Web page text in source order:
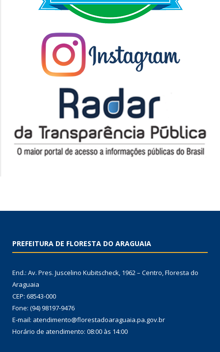
PREFEITURA DE FLORESTA DO ARAGUAIA
End.: Av. Pres. Juscelino Kubitscheck, 1962 – Centro, Floresta do
Araguaia
CEP: 68543-000
Fone: (94) 98197-9476
E-mail: atendimento@florestadoaraguaia.pa.gov.br
Horário de atendimento: 08:00 às 14:00